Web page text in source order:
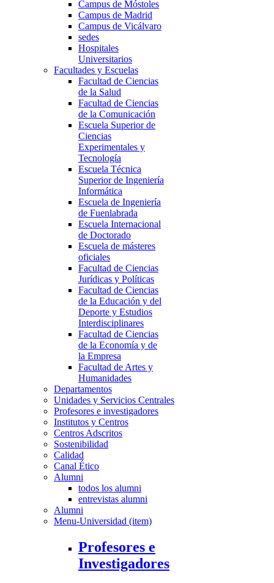
Campus de Móstoles
Campus de Madrid
Campus de Vicálvaro
sedes
Hospitales
Universitarios
Facultades y Escuelas
Facultad de Ciencias
de la Salud
Facultad de Ciencias
de la Comunicación
Escuela Superior de
Ciencias
Experimentales y
Tecnología
Escuela Técnica
Superior de Ingeniería
Informática
Escuela de Ingeniería
de Fuenlabrada
Escuela Internacional
de Doctorado
Escuela de másteres
oficiales
Facultad de Ciencias
Jurídicas y Políticas
Facultad de Ciencias
de la Educación y del
Deporte y Estudios
Interdisciplinares
Facultad de Ciencias
de la Economía y de
la Empresa
Facultad de Artes y
Humanidades
Departamentos
Unidades y Servicios Centrales
Profesores e investigadores
Institutos y Centros
Centros Adscritos
Sostenibilidad
Calidad
Canal Ético
Alumni
todos los alumni
entrevistas alumni
Alumni
Menu-Universidad (item)
Profesores e
Investigadores